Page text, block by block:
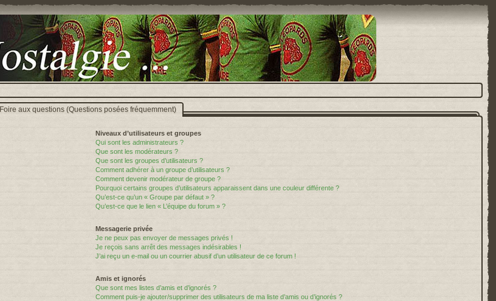
Foire aux questions (Questions posées fréquemment)
Niveaux d’utilisateurs et groupes
Qui sont les administrateurs ?
Que sont les modérateurs ?
Que sont les groupes d’utilisateurs ?
Comment adhérer à un groupe d’utilisateurs ?
Comment devenir modérateur de groupe ?
Pourquoi certains groupes d’utilisateurs apparaissent dans une couleur différente ?
Qu’est-ce qu’un « Groupe par défaut » ?
Qu’est-ce que le lien « L’équipe du forum » ?
Messagerie privée
Je ne peux pas envoyer de messages privés !
Je reçois sans arrêt des messages indésirables !
J’ai reçu un e-mail ou un courrier abusif d’un utilisateur de ce forum !
Amis et ignorés
Que sont mes listes d’amis et d’ignorés ?
Comment puis-je ajouter/supprimer des utilisateurs de ma liste d’amis ou d’ignorés ?